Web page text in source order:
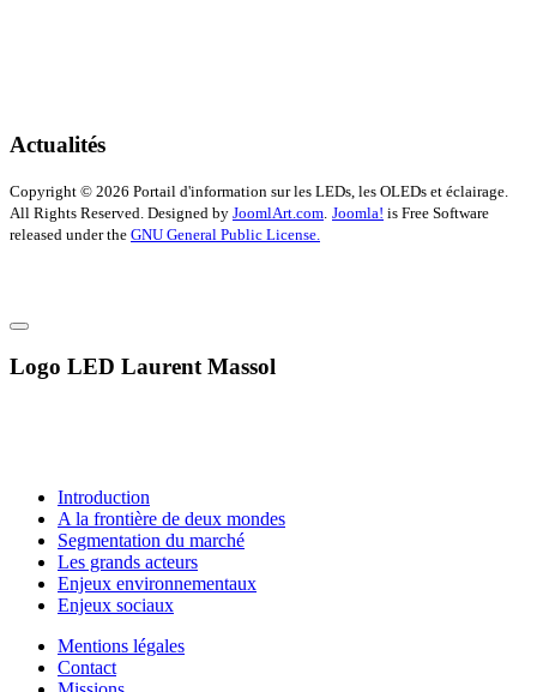
Actualités
Copyright © 2026 Portail d'information sur les LEDs, les OLEDs et éclairage.
All Rights Reserved. Designed by JoomlArt.com. Joomla! is Free Software
released under the GNU General Public License.
Logo LED Laurent Massol
Introduction
A la frontière de deux mondes
Segmentation du marché
Les grands acteurs
Enjeux environnementaux
Enjeux sociaux
Mentions légales
Contact